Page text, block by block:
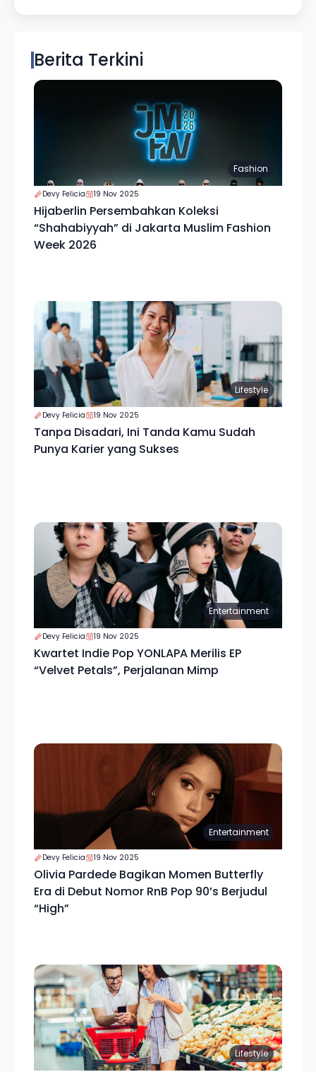
Berita Terkini
Fashion
Devy Felicia 19 Nov 2025
Hijaberlin Persembahkan Koleksi
“Shahabiyyah” di Jakarta Muslim Fashion
Week 2026
Lifestyle
Devy Felicia 19 Nov 2025
Tanpa Disadari, Ini Tanda Kamu Sudah
Punya Karier yang Sukses
Entertainment
Devy Felicia 19 Nov 2025
Kwartet Indie Pop YONLAPA Merilis EP
“Velvet Petals”, Perjalanan Mimp
Entertainment
Devy Felicia 19 Nov 2025
Olivia Pardede Bagikan Momen Butterfly
Era di Debut Nomor RnB Pop 90’s Berjudul
“High”
Lifestyle